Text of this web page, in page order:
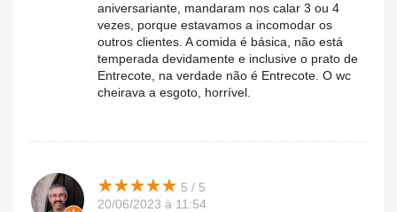
aniversariante, mandaram nos calar 3 ou 4
vezes, porque estavamos a incomodar os
outros clientes. A comida é básica, não está
temperada devidamente e inclusive o prato de
Entrecote, na verdade não é Entrecote. O wc
cheirava a esgoto, horrível.
★★★★★
★★★★★ 5 / 5
20/06/2023 à 11:54